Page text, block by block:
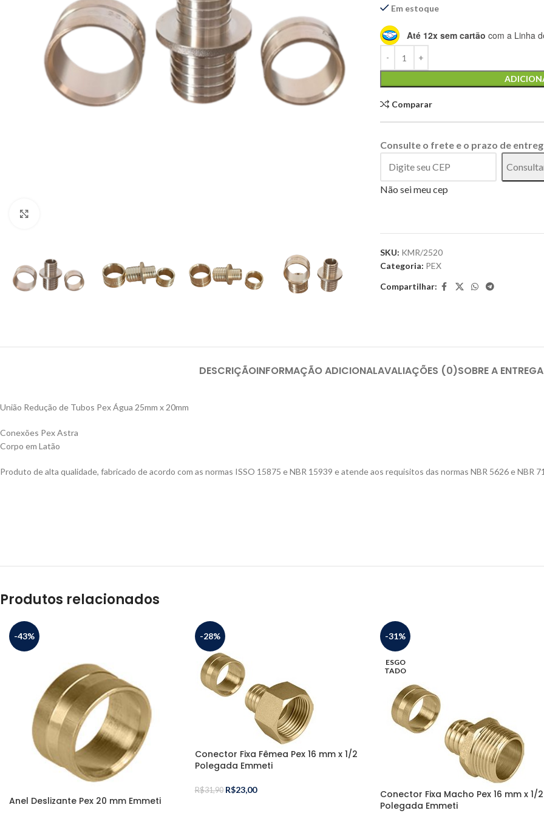
Em estoque
Até 12x sem cartão com a Linha
Comparar
Consulte o frete e o prazo de
Não sei meu cep
SKU: KMR/2520
Categoria: PEX
Compartilhar:
DESCRIÇÃOINFORMAÇÃO ADICIONALAVALIAÇÕES (0)SOBRE A ENTREGA
União Redução de Tubos Pex Água 25mm x 20mm
Conexões Pex Astra
Corpo em Latão
Produto de alta qualidade, fabricado de acordo com as normas ISSO 15875 e NBR 15939 e atende aos requisitos das normas NBR 5626 e NBR
Produtos relacionados
-43%
Anel Deslizante Pex 20 mm Emmeti
-28%
Conector Fixa Fêmea Pex 16 mm x 1/2
Polegada Emmeti
R$31,90 R$23,00
-31%
ESGO
TADO
Conector Fixa Macho Pex 16 mm x 1/2
Polegada Emmeti